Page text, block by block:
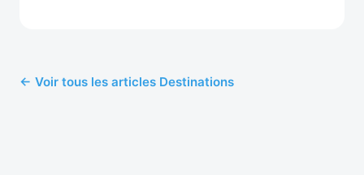
← Voir tous les articles Destinations